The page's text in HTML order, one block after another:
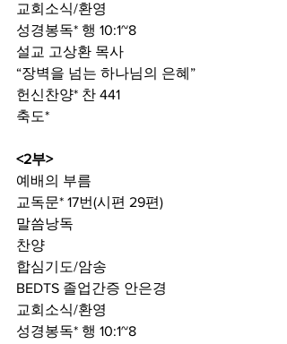
교회소식/환영
성경봉독* 행 10:1~8
설교 고상환 목사
“장벽을 넘는 하나님의 은혜”
헌신찬양* 찬 441
축도*
<2부>
예배의 부름
교독문* 17번(시편 29편)
말씀낭독
찬양
합심기도/암송
BEDTS 졸업간증 안은경
교회소식/환영
성경봉독* 행 10:1~8